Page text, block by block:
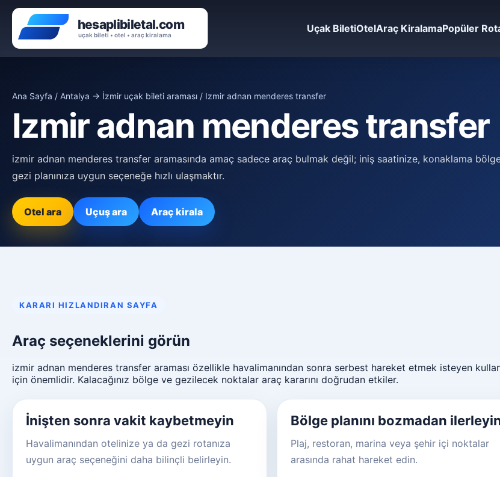
Uçak BiletiOtelAraç KiralamaPopüler
Ana Sayfa / Antalya → İzmir uçak bileti araması / Izmir adnan menderes transfer
Izmir adnan menderes transfer
izmir adnan menderes transfer aramasında amaç sadece araç bulmak değil; iniş saatinize, konaklama
gezi planınıza uygun seçeneğe hızlı ulaşmaktır.
Otel ara Uçuş ara Araç kirala
KARARI HIZLANDIRAN SAYFA
Araç seçeneklerini görün
izmir adnan menderes transfer araması özellikle havalimanından sonra serbest hareket etmek isteyen
için önemlidir. Kalacağınız bölge ve gezilecek noktalar araç kararını doğrudan etkiler.
İnişten sonra vakit kaybetmeyin
Havalimanından otelinize ya da gezi rotanıza
uygun araç seçeneğini daha bilinçli belirleyin.
Bölge planını bozmadan
Plaj, restoran, marina veya şehir içi noktalar
arasında rahat hareket edin.